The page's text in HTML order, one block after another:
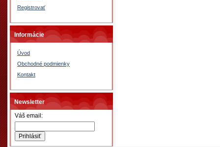
Registrovať
Informácie
Úvod
Obchodné podmienky
Kontakt
Newsletter
Váš email: